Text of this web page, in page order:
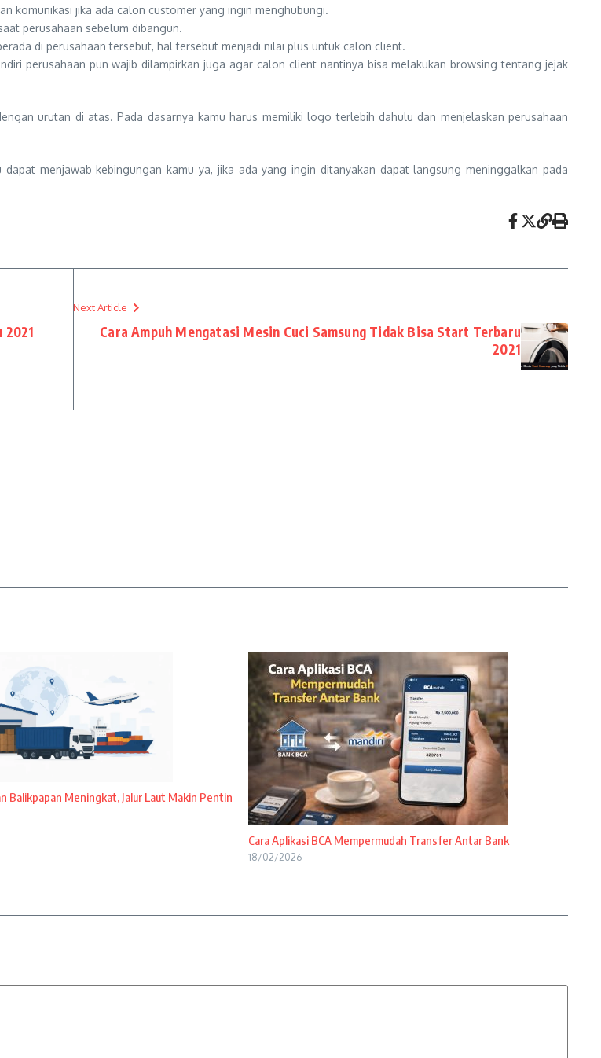
komunikasi jika ada calon customer yang ingin menghubungi.
perusahaan sebelum dibangun.
di perusahaan tersebut, hal tersebut menjadi nilai plus untuk calon client.
perusahaan pun wajib dilampirkan juga agar calon client nantinya bisa melakukan browsing tentang jejak
urutan di atas. Pada dasarnya kamu harus memiliki logo terlebih dahulu dan menjelaskan perusahaan
menjawab kebingungan kamu ya, jika ada yang ingin ditanyakan dapat langsung meninggalkan pada
Next Article
Cara Ampuh Mengatasi Mesin Cuci Samsung Tidak Bisa Start Terbaru
2021
Balikpapan Meningkat, Jalur Laut Makin Pentin
Cara Aplikasi BCA Mempermudah Transfer Antar Bank
18/02/2026